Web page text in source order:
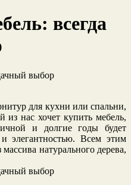
всегда
для кухни или спальни,
из нас хочет купить мебель,
и долгие годы будет
элегантностью. Всем этим
натурального дерева,